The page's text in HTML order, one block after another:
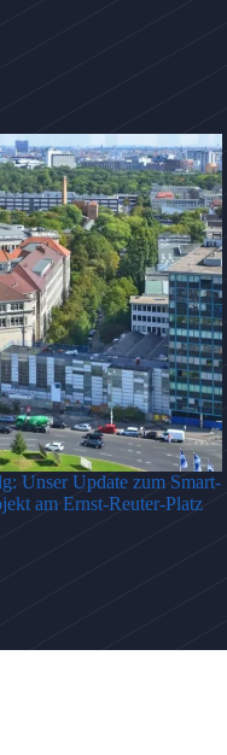
Unser Update zum Smart-
am Ernst-Reuter-Platz